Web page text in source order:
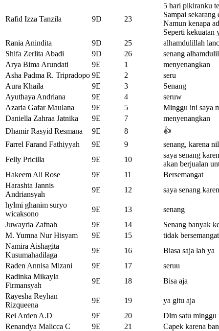
Rafid Izza Tanzila 9D 23
5 hari pikiranku
Sampai
Namun kenapa
Seperti kekuatan
Rania Anindita
9D 25
alhamdulillah
Shifa Zerlita Abadi
9D 26
senang
Arya Bima Arundati
9E 1
menyenangkan
Asha Padma R. Tripradopo 9E 2
seru
Aura Khaila
9E 3
Senang
Ayuthaya Andriana
9E 4
seruw
Azaria Gafar Maulana
9E 5
Minggu ini saya
Daniella Zahraa Jatnika
9E 7
menyenangkan
Dhamir Rasyid Resmana
9E 8
👍
Farrel Farand Fathiyyah
9E 9
senang, karena
Felly Pricilla
9E 10
saya senang
akan berjualan
Hakeem Ali Rose
9E 11
Bersemangat
Harashta Jannis
Andriansyah
9E 12
saya senang
hylmi ghanim suryo
wicaksono
9E 13
senang
Juwayria Zafnah
9E 14
Senang banyak
M. Yumna Nur Hisyam
9E 15
tidak
Namira Aishagita
Kusumahadilaga
9E 16
Biasa saja lah ya
Raden Annisa Mizani
9E 17
seruu
Radinka Mikayla
Firmansyah
9E 18
Bisa aja
Rayesha Reyhan
Rizqueena
9E 19
ya gitu aja
Rei Arden A.D
9E 20
Dlm satu minggu
Renandya Malicca C
9E 21
Capek karena